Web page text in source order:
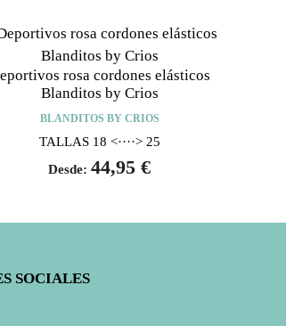
rosa cordones elásticos
Blanditos by Crios
BLANDITOS BY CRIOS
TALLAS 18 <····> 25
Desde:44,95€
SOCIALES